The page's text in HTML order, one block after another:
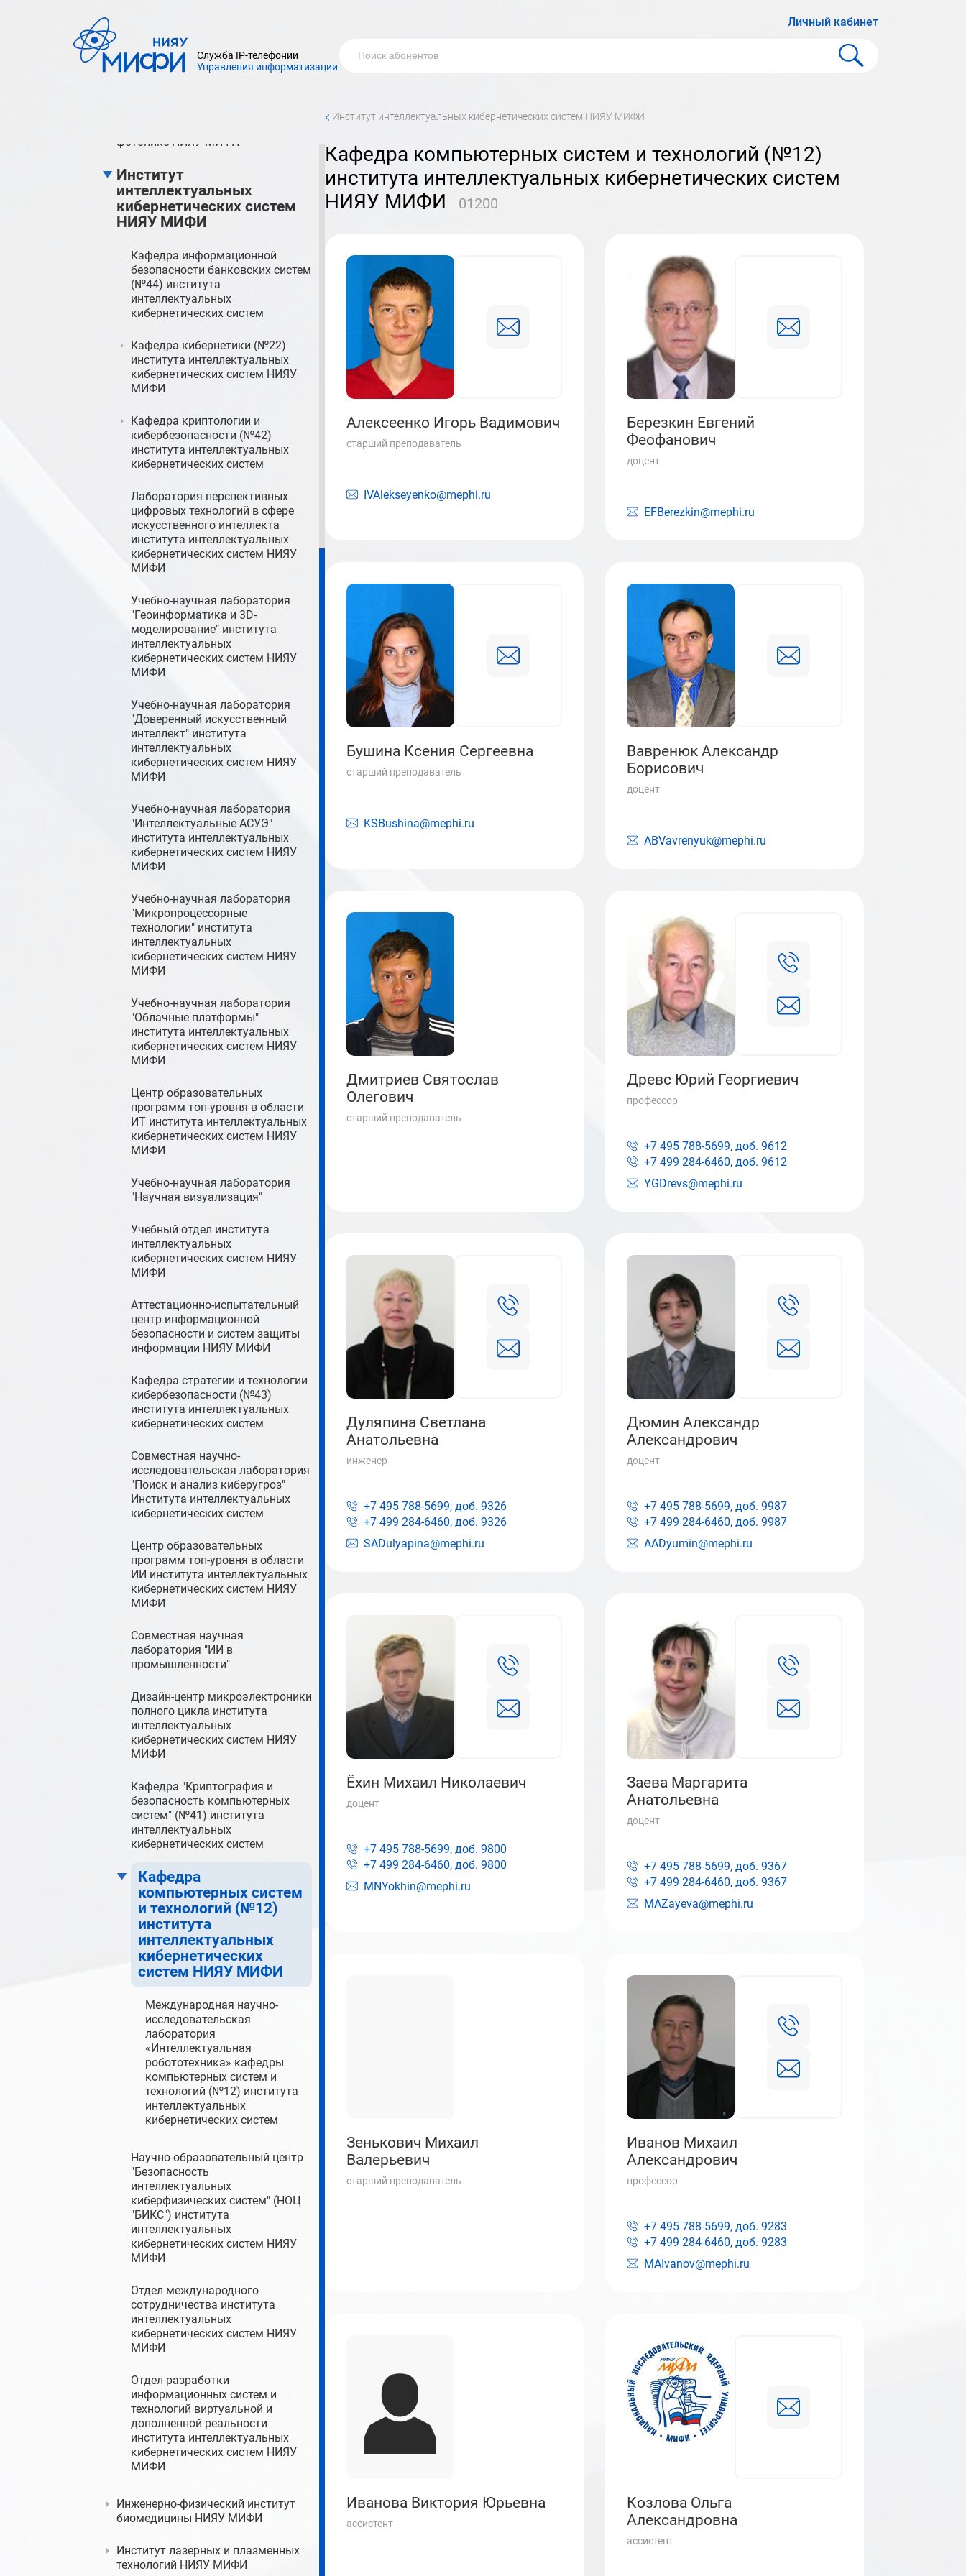
Служба IP-телефонии
Управления информатизации
Личный кабинет
Институт ядерной физики и
фотонике НИЯУ МИФИ
Институт
интеллектуальных
кибернетических систем
НИЯУ МИФИ
Кафедра информационной
безопасности банковских систем
(№44) института
интеллектуальных
кибернетических систем
Кафедра кибернетики (№22)
института интеллектуальных
кибернетических систем НИЯУ
МИФИ
Кафедра криптологии и
кибербезопасности (№42)
института интеллектуальных
кибернетических систем
Лаборатория перспективных
цифровых технологий в сфере
искусственного интеллекта
института интеллектуальных
кибернетических систем НИЯУ
МИФИ
Учебно-научная лаборатория
"Геоинформатика и 3D-
моделирование" института
интеллектуальных
кибернетических систем НИЯУ
МИФИ
Учебно-научная лаборатория
"Доверенный искусственный
интеллект" института
интеллектуальных
кибернетических систем НИЯУ
МИФИ
Учебно-научная лаборатория
"Интеллектуальные АСУЭ"
института интеллектуальных
кибернетических систем НИЯУ
МИФИ
Учебно-научная лаборатория
"Микропроцессорные
технологии" института
интеллектуальных
кибернетических систем НИЯУ
МИФИ
Учебно-научная лаборатория
"Облачные платформы"
института интеллектуальных
кибернетических систем НИЯУ
МИФИ
Центр образовательных
программ топ-уровня в области
ИТ института интеллектуальных
кибернетических систем НИЯУ
МИФИ
Учебно-научная лаборатория
"Научная визуализация"
Учебный отдел института
интеллектуальных
кибернетических систем НИЯУ
МИФИ
Аттестационно-испытательный
центр информационной
безопасности и систем защиты
информации НИЯУ МИФИ
Кафедра стратегии и технологии
кибербезопасности (№43)
института интеллектуальных
кибернетических систем
Совместная научно-
исследовательская лаборатория
"Поиск и анализ киберугроз"
Института интеллектуальных
кибернетических систем
Центр образовательных
программ топ-уровня в области
ИИ института интеллектуальных
кибернетических систем НИЯУ
МИФИ
Совместная научная
лаборатория "ИИ в
промышленности"
Дизайн-центр микроэлектроники
полного цикла института
интеллектуальных
кибернетических систем НИЯУ
МИФИ
Кафедра "Криптография и
безопасность компьютерных
систем" (№41) института
интеллектуальных
кибернетических систем
Кафедра
компьютерных систем
и технологий (№12)
института
интеллектуальных
кибернетических
систем НИЯУ МИФИ
Международная научно-
исследовательская
лаборатория
«Интеллектуальная
робототехника» кафедры
компьютерных систем и
технологий (№12) института
интеллектуальных
кибернетических систем
Научно-образовательный центр
"Безопасность
интеллектуальных
киберфизических систем" (НОЦ
"БИКС") института
интеллектуальных
кибернетических систем НИЯУ
МИФИ
Отдел международного
сотрудничества института
интеллектуальных
кибернетических систем НИЯУ
МИФИ
Отдел разработки
информационных систем и
технологий виртуальной и
дополненной реальности
института интеллектуальных
кибернетических систем НИЯУ
МИФИ
Инженерно-физический институт
биомедицины НИЯУ МИФИ
Институт лазерных и плазменных
технологий НИЯУ МИФИ
< институт интеллектуальных кибернетических систем НИЯУ МИФИ
кафедра компьютерных систем и технологий (№12)
института интеллектуальных кибернетических систем
НИЯУ МИФИ
01200
Алексеенко Игорь Вадимович
старший преподаватель
IVAlekseyenko@mephi.ru
Березкин Евгений
Феофанович
доцент
EFBerezkin@mephi.ru
Бушина Ксения Сергеевна
старший преподаватель
KSBushina@mephi.ru
Вавренюк Александр
Борисович
доцент
ABVavrenyuk@mephi.ru
Дмитриев Святослав
Олегович
старший преподаватель
Древс Юрий Георгиевич
профессор
YGDrevs@mephi.ru
+7 495 788-5699, доб. 9612
+7 499 284-6460, доб. 9612
Дуляпина Светлана
Анатольевна
инженер
SADulyapina@mephi.ru
+7 495 788-5699, доб. 9326
+7 499 284-6460, доб. 9326
Дюмин Александр
Александрович
доцент
AADyumin@mephi.ru
+7 495 788-5699, доб. 9987
+7 499 284-6460, доб. 9987
Ёхин Михаил Николаевич
доцент
MNYokhin@mephi.ru
+7 495 788-5699, доб. 9800
+7 499 284-6460, доб. 9800
Заева Маргарита
Анатольевна
доцент
MAZayeva@mephi.ru
+7 495 788-5699, доб. 9367
+7 499 284-6460, доб. 9367
Зенькович Михаил
Валерьевич
старший преподаватель
Иванов Михаил
Александрович
профессор
MAIvanov@mephi.ru
+7 495 788-5699, доб. 9283
+7 499 284-6460, доб. 9283
Иванова Виктория Юрьевна
ассистент
Козлова Ольга
Александровна
ассистент